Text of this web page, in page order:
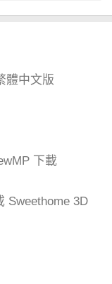
體中文版
下載
Sweethome 3D